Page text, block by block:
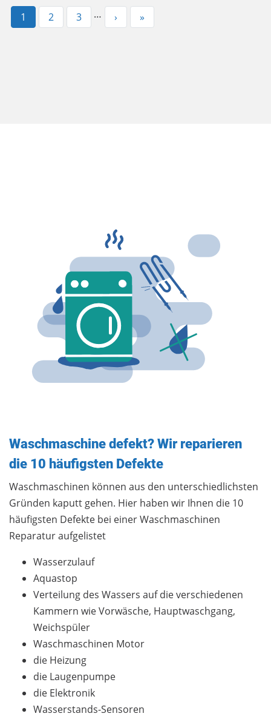
Aktuelle
1 Page
2 Page
3 …
Nächste
›
Letzte
»
Waschmaschine defekt? Wir reparieren
die 10 häufigsten Defekte
Waschmaschinen können aus den unterschiedlichsten
Gründen kaputt gehen. Hier haben wir Ihnen die 10
häufigsten Defekte bei einer Waschmaschinen
Reparatur aufgelistet
Wasserzulauf
Aquastop
Verteilung des Wassers auf die verschiedenen
Kammern wie Vorwäsche, Hauptwaschgang,
Weichspüler
Waschmaschinen Motor
die Heizung
die Laugenpumpe
die Elektronik
Wasserstands-Sensoren